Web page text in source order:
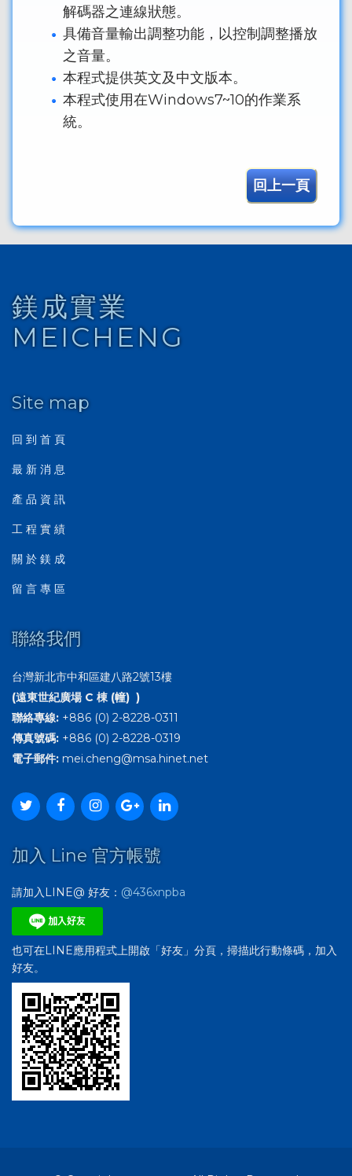
解碼器之連線狀態。
具備音量輸出調整功能，以控制調整播放
之音量。
本程式提供英文及中文版本。
本程式使用在Windows7~10的作業系
統。
回上一頁
鎂成實業
MEICHENG
Site map
回 到 首 頁
最 新 消 息
產 品 資 訊
工 程 實 績
關 於 鎂 成
留 言 專 區
聯絡我們
台灣新北市中和區建八路2號13樓
(遠東世紀廣場 C 棟 (幢) )
聯絡專線: +886 (0) 2-8228-0311
傳真號碼: +886 (0) 2-8228-0319
電子郵件: mei.cheng@msa.hinet.net
加入 Line 官方帳號
請加入LINE@ 好友： @436xnpba
也可在LINE應用程式上開啟「好友」分頁，掃描此行動條碼，加入
好友。